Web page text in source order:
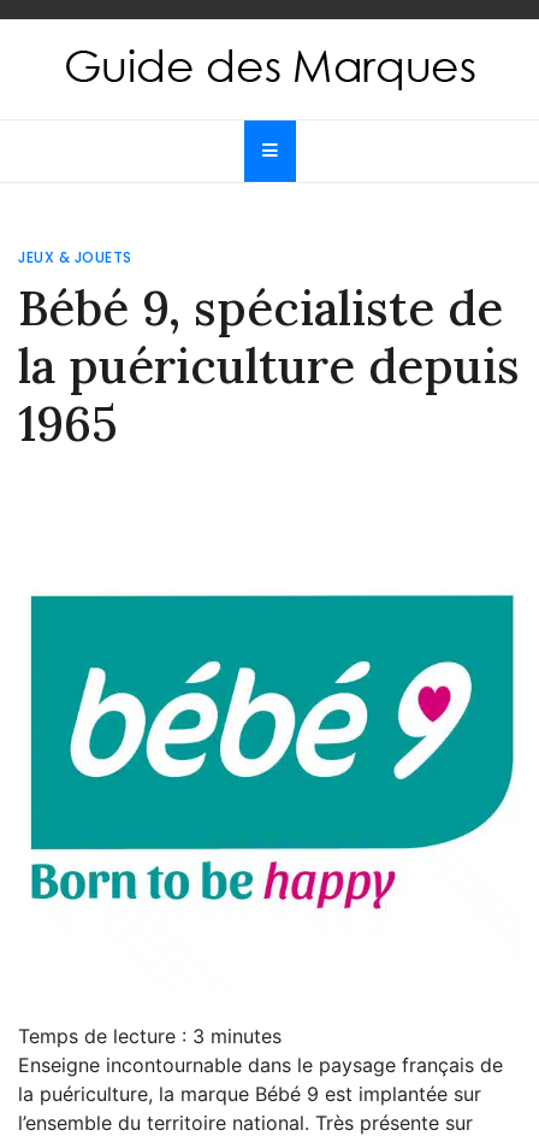
Skip
content
Guide des Marques
JEUX & JOUETS
Bébé 9, spécialiste de
la puériculture depuis
1965
Temps de lecture : 3 minutes
Enseigne incontournable dans le paysage français de
la puériculture, la marque Bébé 9 est implantée sur
l’ensemble du territoire national. Très présente sur